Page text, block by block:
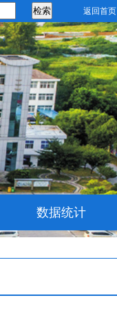
返回首页
数据统计